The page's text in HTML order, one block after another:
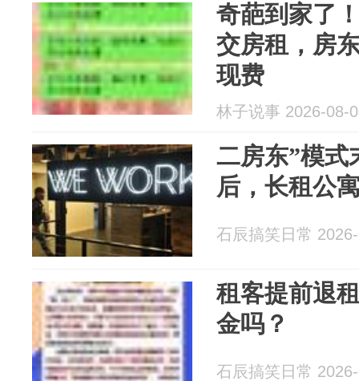
奇葩到家了
交房租，房
现费
林子说事 2026-08-
二房东”模式
后，长租公
石辰搞笑日常
租客提前退
金吗？
石辰搞笑日常